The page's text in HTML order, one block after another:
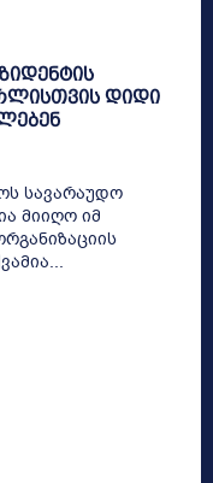
დიდი
სავარაუდო
მიიღო იმ